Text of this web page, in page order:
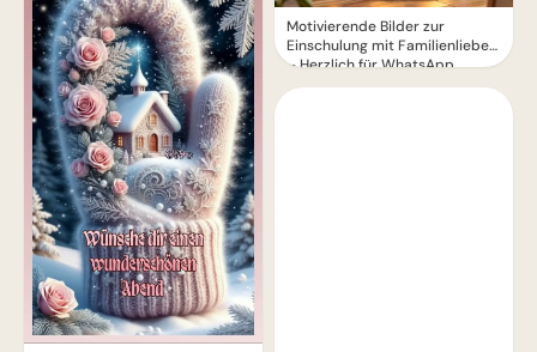
Motivierende Bilder zur
Einschulung mit Familienliebe
– Herzlich für WhatsApp